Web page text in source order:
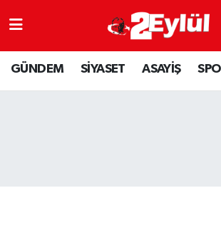
GÜNDEM SİYASET ASAYİŞ
ASAYİŞ
DÜNYA
Nöbetçi Eczaneler
Hava Durumu